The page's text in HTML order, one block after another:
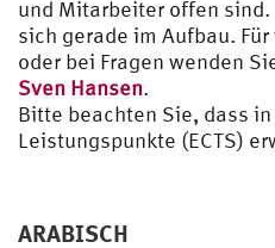
und Mitarbeiter offen
sich gerade im Aufbau.
oder bei Fragen wenden
Sven Hansen.
Bitte beachten Sie, dass
Leistungspunkte (ECTS)
ARABISCH